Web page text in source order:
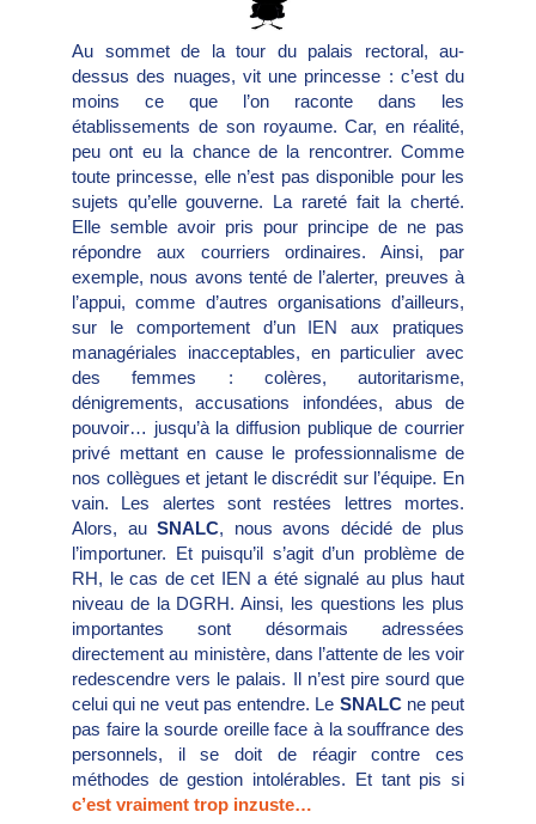
Au sommet de la tour du palais rectoral, au-
dessus des nuages, vit une princesse : c’est du
moins ce que l’on raconte dans les
établissements de son royaume. Car, en réalité,
peu ont eu la chance de la rencontrer. Comme
toute princesse, elle n’est pas disponible pour les
sujets qu’elle gouverne. La rareté fait la cherté.
Elle semble avoir pris pour principe de ne pas
répondre aux courriers ordinaires. Ainsi, par
exemple, nous avons tenté de l’alerter, preuves à
l’appui, comme d’autres organisations d’ailleurs,
sur le comportement d’un IEN aux pratiques
managériales inacceptables, en particulier avec
des femmes : colères, autoritarisme,
dénigrements, accusations infondées, abus de
pouvoir… jusqu’à la diffusion publique de courrier
privé mettant en cause le professionnalisme de
nos collègues et jetant le discrédit sur l’équipe. En
vain. Les alertes sont restées lettres mortes.
Alors, auSNALC, nous avons décidé de plus
l’importuner. Et puisqu’il s’agit d’un problème de
RH, le cas de cet IEN a été signalé au plus haut
niveau de la DGRH. Ainsi, les questions les plus
importantes sont désormais adressées
directement au ministère, dans l’attente de les voir
redescendre vers le palais. Il n’est pire sourd que
celui qui ne veut pas entendre. Le SNALCne peut
pas faire la sourde oreille face à la souffrance des
personnels, il se doit de réagir contre ces
méthodes de gestion intolérables. Et tant pis si
c’est vraiment trop inzuste…